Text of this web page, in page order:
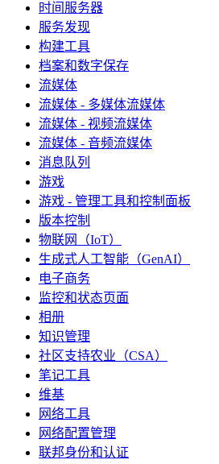
时间服务器
服务发现
构建工具
档案和数字保存
流媒体
流媒体 - 多媒体流媒体
流媒体 - 视频流媒体
流媒体 - 音频流媒体
消息队列
游戏
游戏 - 管理工具和控制面板
版本控制
物联网（IoT）
生成式人工智能（GenAI）
电子商务
监控和状态页面
相册
知识管理
社区支持农业（CSA）
笔记工具
维基
网络工具
网络配置管理
联邦身份和认证